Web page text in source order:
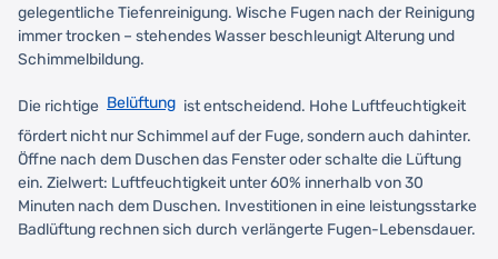
gelegentliche Tiefenreinigung. Wische Fugen nach der Reinigung
immer trocken – stehendes Wasser beschleunigt Alterung und
Schimmelbildung.
Die richtige Belüftung ist entscheidend. Hohe Luftfeuchtigkeit
fördert nicht nur Schimmel auf der Fuge, sondern auch dahinter.
Öffne nach dem Duschen das Fenster oder schalte die Lüftung
ein. Zielwert: Luftfeuchtigkeit unter 60% innerhalb von 30
Minuten nach dem Duschen. Investitionen in eine leistungsstarke
Badlüftung rechnen sich durch verlängerte Fugen-Lebensdauer.